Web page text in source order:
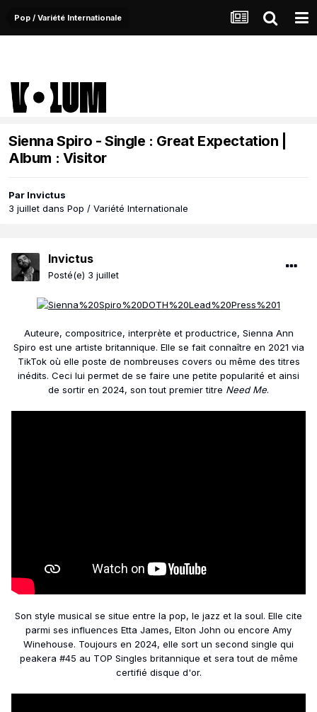
Pop / Variété Internationale
Sienna Spiro - Single : Great Expectation |
Album : Visitor
Par Invictus
3 juillet dans Pop / Variété Internationale
Invictus
Posté(e) 3 juillet
Auteure, compositrice, interprète et productrice, Sienna Ann
Spiro est une artiste britannique. Elle se fait connaître en 2021 via
TikTok où elle poste de nombreuses covers ou même des titres
inédits. Ceci lui permet de se faire une petite popularité et ainsi
de sortir en 2024, son tout premier titre Need Me.
Son style musical se situe entre la pop, le jazz et la soul. Elle cite
parmi ses influences Etta James, Elton John ou encore Amy
Winehouse. Toujours en 2024, elle sort un second single qui
peakera #45 au TOP Singles britannique et sera tout de même
certifié disque d'or.